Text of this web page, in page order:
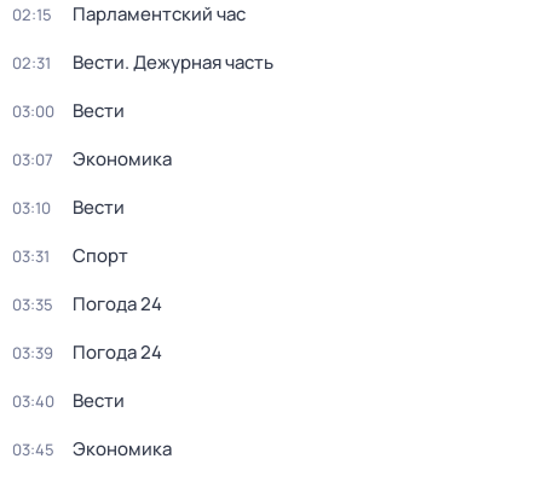
02:15 Парламентский час
02:31 Вести. Дежурная часть
03:00 Вести
03:07 Экономика
03:10 Вести
03:31 Спорт
03:35 Погода 24
03:39 Погода 24
03:40 Вести
03:45 Экономика